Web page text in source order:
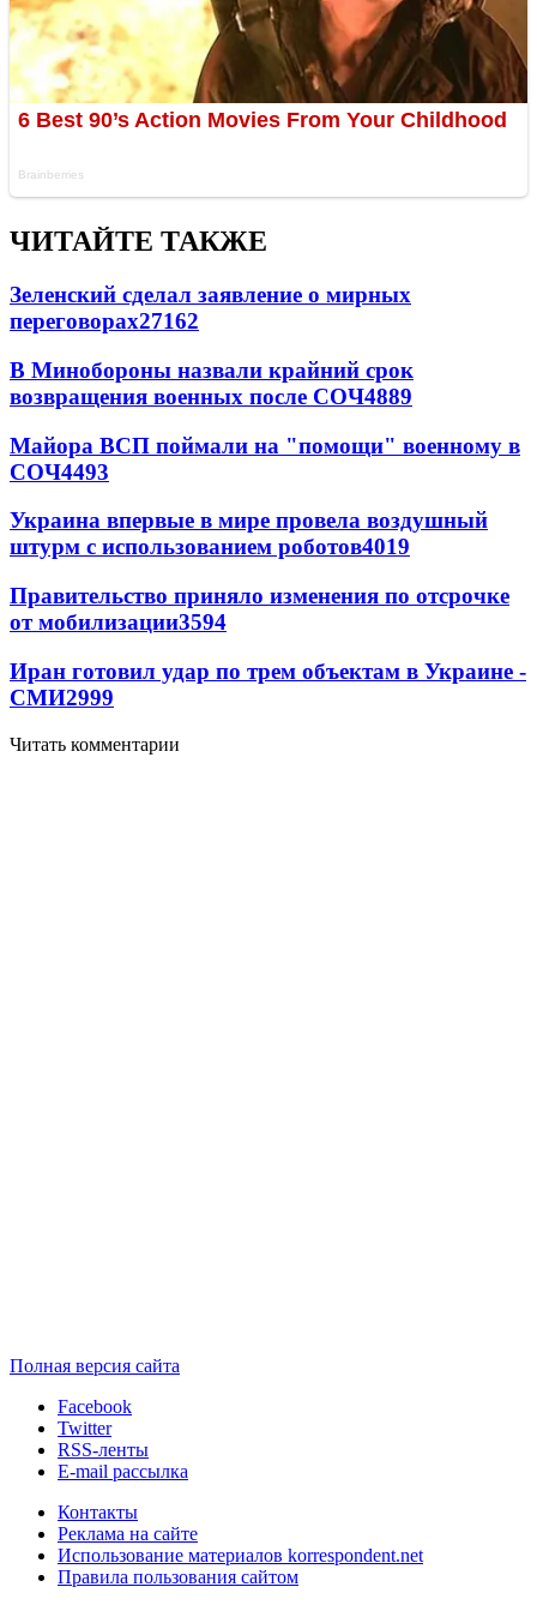
ЧИТАЙТЕ ТАКЖЕ
Зеленский сделал заявление о мирных
переговорах27162
В Минобороны назвали крайний срок
возвращения военных после СОЧ4889
Майора ВСП поймали на "помощи" военному в
СОЧ4493
Украина впервые в мире провела воздушный
штурм с использованием роботов4019
Правительство приняло изменения по отсрочке
от мобилизации3594
Иран готовил удар по трем объектам в Украине -
СМИ2999
Читать комментарии
Полная версия сайта
Facebook
Twitter
RSS-ленты
E-mail рассылка
Контакты
Реклама на сайте
Использование материалов korrespondent.net
Правила пользования сайтом